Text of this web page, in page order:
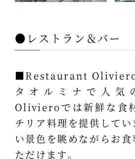
●レストラン＆バー
■Restaurant
タオルミナで人気
Olivieroでは新鮮な食
チリア料理を提供して
い景色を眺めながらお
ただけます。